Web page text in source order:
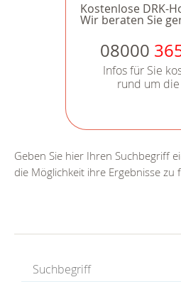
Kostenlose DRK-
Wir beraten Sie
08000
Infos für Sie
rund um
Geben Sie hier Ihren Suchbegriff
die Möglichkeit ihre Ergebnisse zu